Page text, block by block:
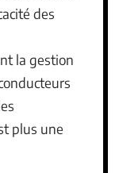
des
la gestion
plus une